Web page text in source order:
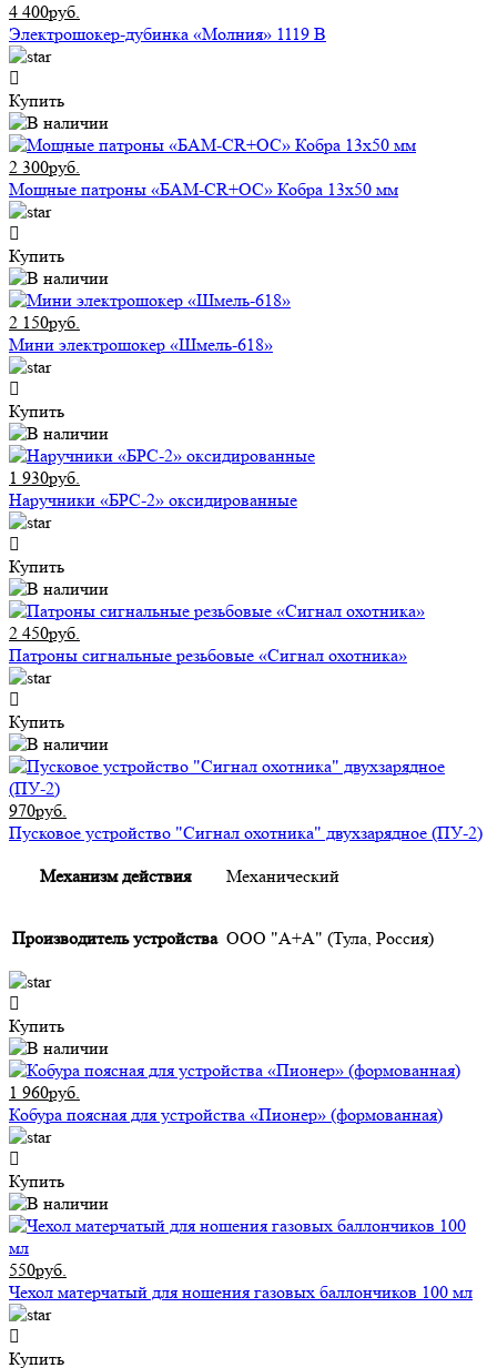
4 400руб.
Электрошокер-дубинка «Молния» 1119 В
Купить
2 300руб.
Мощные патроны «БАМ-CR+ОС» Кобра 13х50 мм
Купить
2 150руб.
Мини электрошокер «Шмель-618»
Купить
1 930руб.
Наручники «БРС-2» оксидированные
Купить
2 450руб.
Патроны сигнальные резьбовые «Сигнал охотника»
Купить
970руб.
Пусковое устройство "Сигнал охотника" двухзарядное (ПУ-2)
Механизм действия Механический
Производитель устройства ООО "А+А" (Тула, Россия)
Купить
1 960руб.
Кобура поясная для устройства «Пионер» (формованная)
Купить
550руб.
Чехол матерчатый для ношения газовых баллончиков 100 мл
Купить